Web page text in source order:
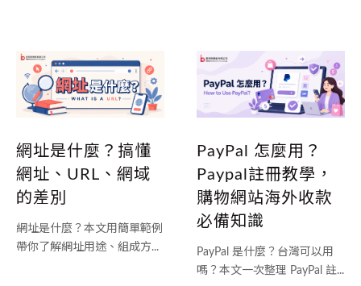
網址是什麼？搞懂
網址、URL、網域
的差別
網址是什麼？本文用簡單範例
帶你了解網址用途、組成方...
PayPal 怎麼用？
Paypal註冊教學，
購物網站海外收款
必備知識
PayPal 是什麼？台灣可以用
嗎？本文一次整理 PayPal 註...